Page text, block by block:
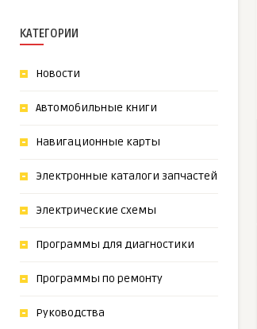
КАТЕГОРИИ
Новости
Автомобильные книги
Навигационные карты
Электронные каталоги запчастей
Электрические схемы
Программы для диагностики
Программы по ремонту
Руководства